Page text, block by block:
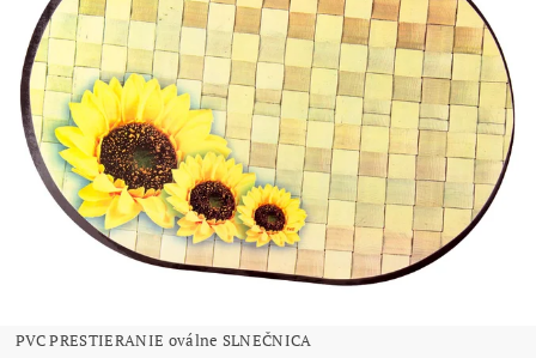
PVC PRESTIERANIE oválne SLNEČNICA